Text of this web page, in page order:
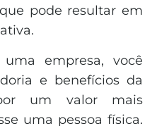
pode resultar em
empresa, você
e benefícios da
um valor mais
uma pessoa física.